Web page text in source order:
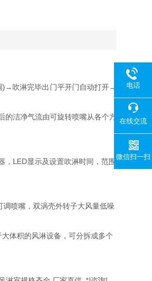
吹淋完毕出门平开门自动打开→
洁净气流由可旋转喷嘴从各个方
LED显示及设置吹淋时间，范围
喷嘴，双涡壳外转子大风量低噪
体积的风淋设备，可分拆成多个
电话
在线交流
微信扫一扫